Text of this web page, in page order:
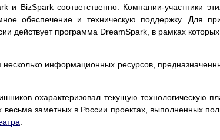
и BizSpark соответственно. Компании-участники
обеспечение и техническую поддержку. Для
действует программа DreamSpark, в рамках
информационных ресурсов,
охарактеризовал текущую технологическую
заметных в России проектах, выполненных